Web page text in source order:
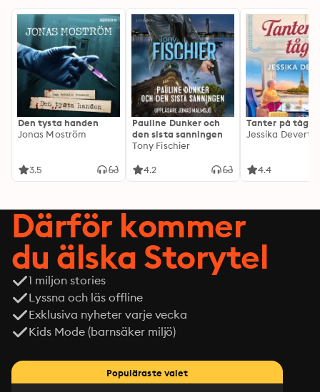
Den tysta handen
Jonas Moström
3.5
Pauline Dunker och
den sista sanningen
Tony Fischier
4.2
Tanter på tåg
Jessika Devert
4.4
Därför kommer
du älska Storytel
1 miljon stories
Lyssna och läs offline
Exklusiva nyheter varje vecka
Kids Mode (barnsäker miljö)
Populäraste valet